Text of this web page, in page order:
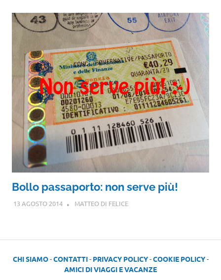
Bollo passaporto: non serve più!
13 AGOSTO 2014 MATTEO DI FELICE
CHI SIAMO-CONTATTI- PRIVACY POLICY-COOKIE POLICY-
AMICI DI VIAGGI E VACANZE